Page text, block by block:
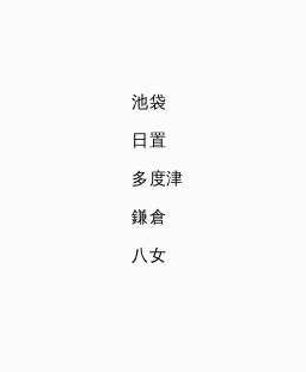
池袋
日置
多度津
鎌倉
八女